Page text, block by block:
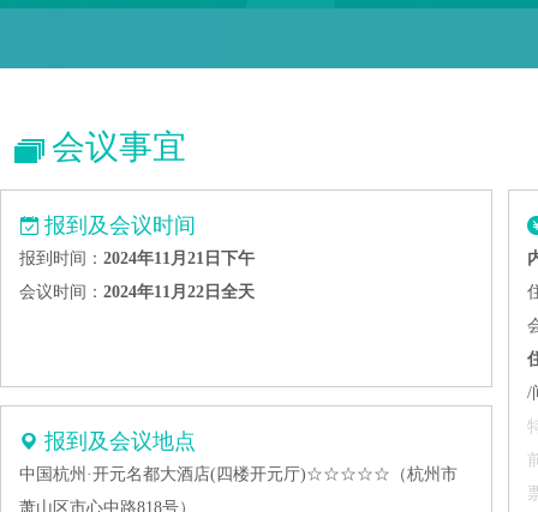
会议事宜
报到及会议时间
报到时间： 2024年11月21日下午
会议时间： 2024年11月22日全天
报到及会议地点
中国杭州·开元名都大酒店(四楼开元厅)☆☆☆☆☆（杭州市
萧山区市心中路818号）
/